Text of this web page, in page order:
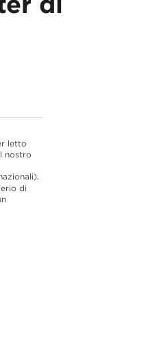
letto
nostro
di